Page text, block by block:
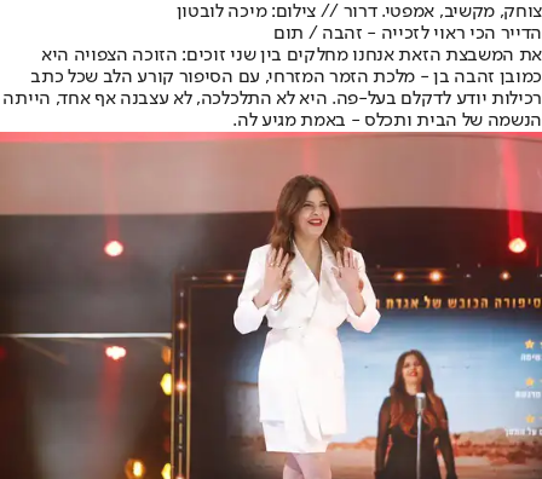
צוחק, מקשיב, אמפטי. דרור // צילום: מיכה לובטון
הדייר הכי ראוי לזכייה - זהבה / תום
את המשבצת הזאת אנחנו מחלקים בין שני זוכים: הזוכה הצפויה היא
כמובן זהבה בן - מלכת הזמר המזרחי, עם הסיפור קורע הלב שכל כתב
רכילות יודע לדקלם בעל-פה. היא לא התלכלכה, לא עצבנה אף אחד, הייתה
הנשמה של הבית ותכלס - באמת מגיע לה.